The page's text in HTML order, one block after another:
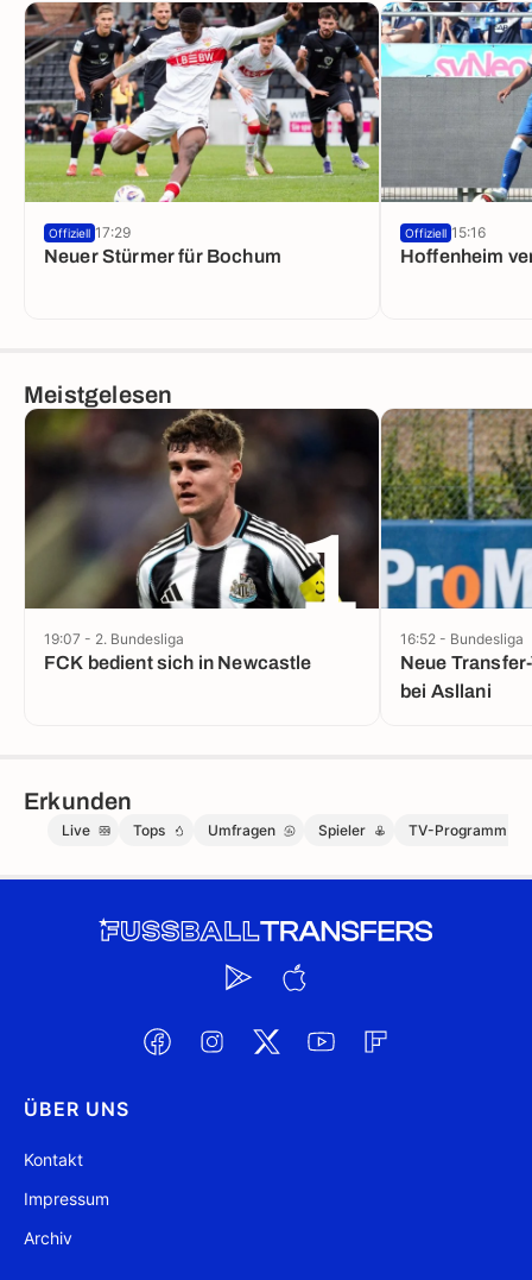
Neuer Stürmer für Bochum
Offiziell 17:29
Hoffenheim
Offiziell 15:16
Meistgelesen
1
FCK bedient sich in Newcastle
19:07 - 2. Bundesliga
Neue
bei Asllani
16:52 - Bundesliga
Erkunden
Live Tops Umfragen Spieler TV-Programm
ÜBER UNS
Kontakt
Impressum
Archiv